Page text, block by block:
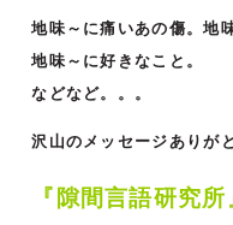
地味～に痛いあの傷。地
地味～に好きなこと。
などなど。。。
沢山のメッセージありが
『隙間言語研究所